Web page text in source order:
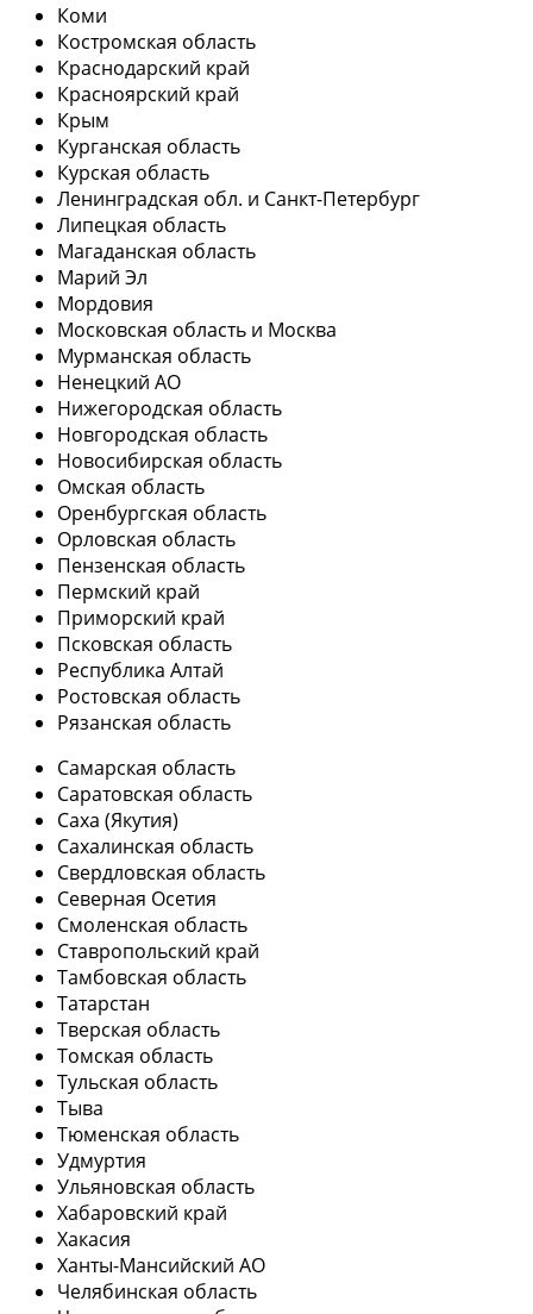
Коми
Костромская область
Краснодарский край
Красноярский край
Крым
Курганская область
Курская область
Ленинградская обл. и Санкт-Петербург
Липецкая область
Магаданская область
Марий Эл
Мордовия
Московская область и Москва
Мурманская область
Ненецкий АО
Нижегородская область
Новгородская область
Новосибирская область
Омская область
Оренбургская область
Орловская область
Пензенская область
Пермский край
Приморский край
Псковская область
Республика Алтай
Ростовская область
Рязанская область
Самарская область
Саратовская область
Саха (Якутия)
Сахалинская область
Свердловская область
Северная Осетия
Смоленская область
Ставропольский край
Тамбовская область
Татарстан
Тверская область
Томская область
Тульская область
Тыва
Тюменская область
Удмуртия
Ульяновская область
Хабаровский край
Хакасия
Ханты-Мансийский АО
Челябинская область